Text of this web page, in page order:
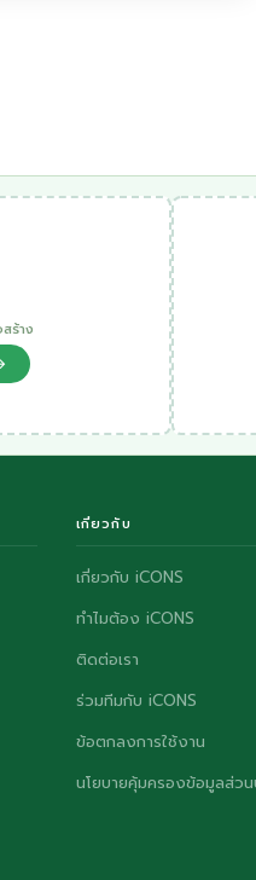
ร้าง
เกี่ยวกับ
เกี่ยวกับ iCONS
ทำไมต้อง iCONS
ติดต่อเรา
ร่วมทีมกับ iCONS
ข้อตกลงการใช้งาน
นโยบายคุ้มครองข้อมูลส่ว